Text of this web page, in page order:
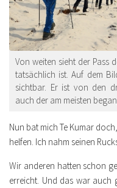
Von weiten sieht der Pass
tatsächlich ist. Auf dem
sichtbar. Er ist von den
auch der am meisten
Nun bat mich Te Kumar
helfen. Ich nahm seinen
Wir anderen hatten schon
erreicht. Und das war auch